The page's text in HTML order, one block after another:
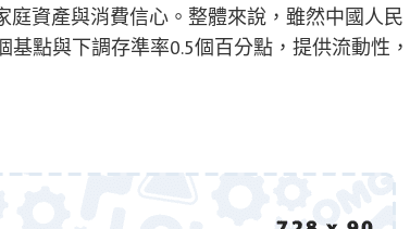
庭資產與消費信心。整體來說，雖然中國人民
點與下調存準率0.5個百分點，提供流動性，